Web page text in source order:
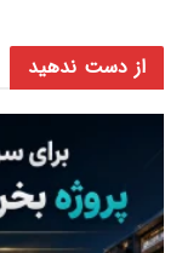
از دست ندهید